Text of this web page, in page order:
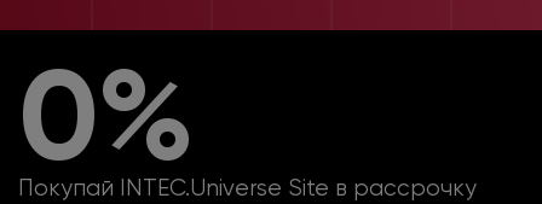
0%
Покупай INTEC.Universe Site в рассрочку